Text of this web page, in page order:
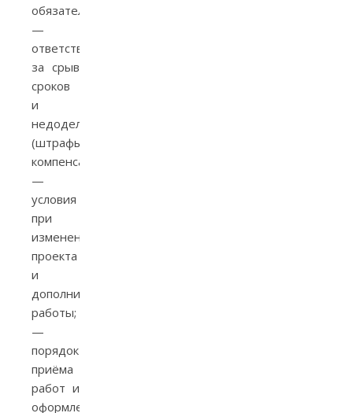
обязательства;
—
ответственность
за срыв
сроков
и
недоделки
(штрафы,
компенсации);
—
условия
при
изменении
проекта
и
дополнительные
работы;
—
порядок
приёма
работ и
оформления